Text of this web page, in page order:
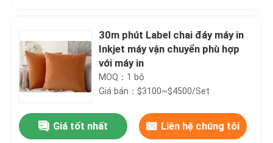
30m phút Label chai đáy máy in
Inkjet máy vận chuyển phù hợp
với máy in
MOQ：1 bộ
Giá bán：$3100~$4500/Set
Giá tốt nhất Liên hệ chúng tôi